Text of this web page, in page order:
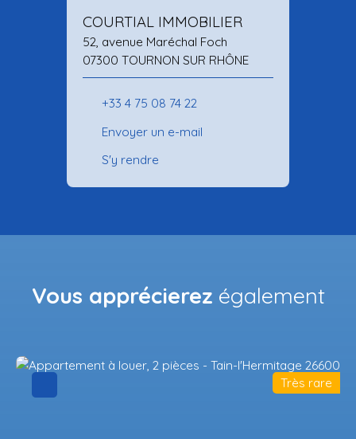
COURTIAL IMMOBILIER
52, avenue Maréchal Foch
07300 TOURNON SUR RHÔNE
+33 4 75 08 74 22
Envoyer un e-mail
S'y rendre
Vous apprécierez également
Très rare